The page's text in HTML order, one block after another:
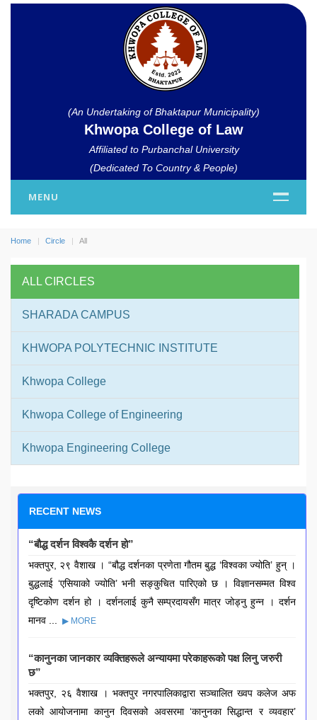
(An Undertaking of Bhaktapur Municipality)
Khwopa College of Law
Affiliated to Purbanchal University
(Dedicated To Country & People)
MENU
Home Circle All
ALL CIRCLES
SHARADA CAMPUS
KHWOPA POLYTECHNIC INSTITUTE
Khwopa College
Khwopa College of Engineering
Khwopa Engineering College
RECENT NEWS
“बौद्ध दर्शन विश्वकै दर्शन हो”
भक्तपुर, २९ वैशाख । “बौद्ध दर्शनका प्रणेता गौतम बुद्ध ‘विश्वका ज्योति’ हुन् ।
बुद्धलाई ‘एसियाको ज्योति’ भनी सङ्कुचित पारिएको छ । विज्ञानसम्मत विश्व
दृष्टिकोण दर्शन हो । दर्शनलाई कुनै सम्प्रदायसँग मात्र जोड्नु हुन्न । दर्शन
मानव ... ▶ MORE
“कानुनका जानकार व्यक्तिहरूले अन्यायमा परेकाहरूको पक्ष लिनु जरुरी
छ”
भक्तपुर, २६ वैशाख । भक्तपुर नगरपालिकाद्वारा सञ्चालित ख्वप कलेज अफ
लको आयोजनामा कानुन दिवसको अवसरमा ‘कानुनका सिद्धान्त र व्यवहार’